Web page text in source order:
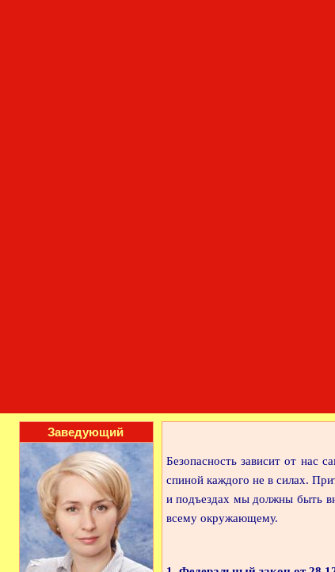
Заведующий
Безопасность зависит от нас
спиной каждого не в силах.
и подъездах мы должны быть
всему окружающему.